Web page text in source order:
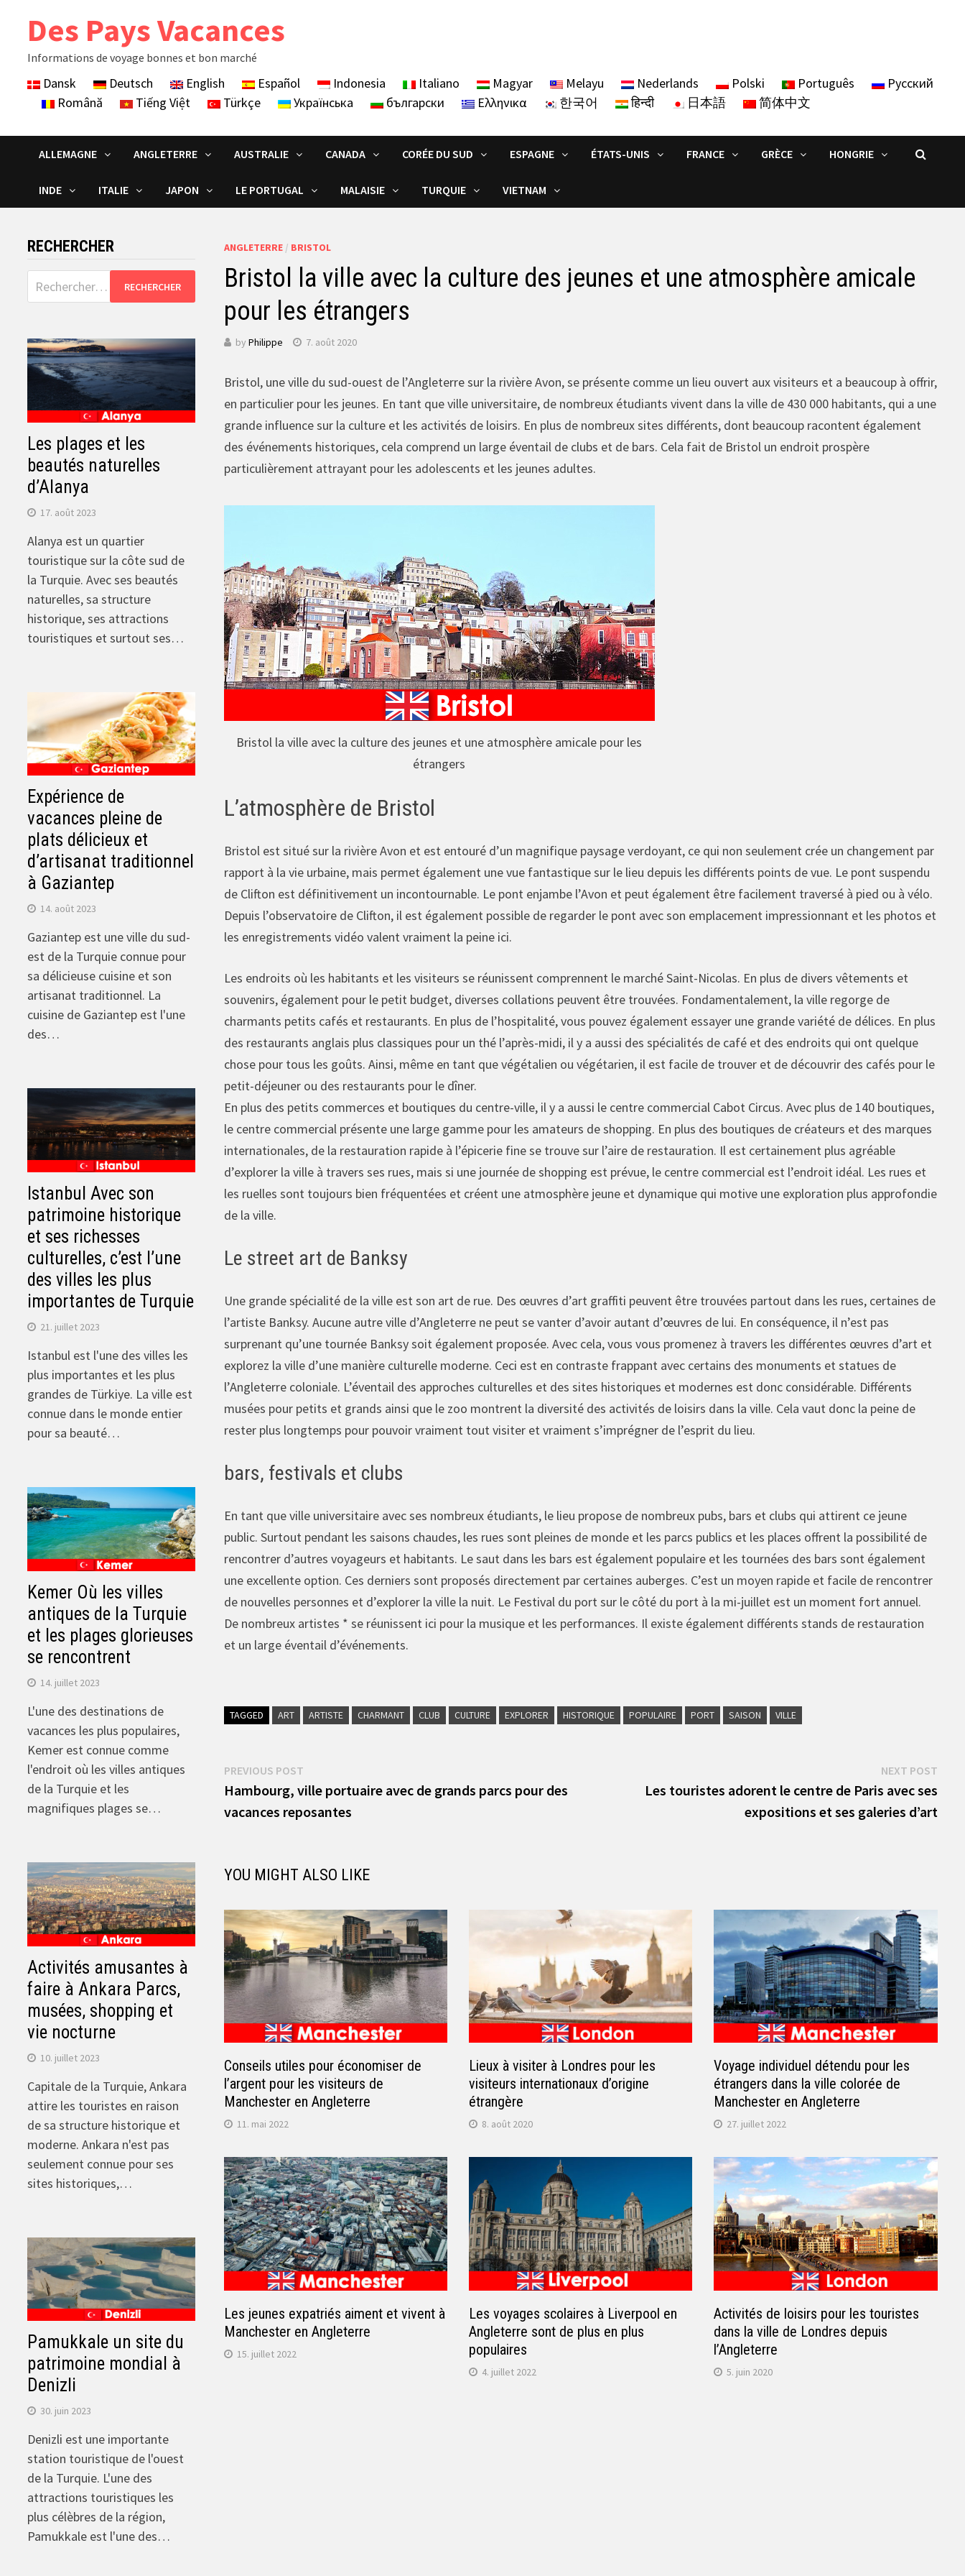
Des Pays Vacances
Informations de voyage bonnes et bon marché
Dansk Deutsch English Español Indonesia Italiano Magyar Melayu Nederlands Polski Português
Русский
Română
Tiếng Việt Türkçe Українська български Ελληνικα 한국어 हिन्दी 日本語 简体中文
ALLEMAGNE ANGLETERRE AUSTRALIE CANADA CORÉE DU SUD ESPAGNE ÉTATS-UNIS FRANCE GRÈCE HONGRIE
INDE ITALIE JAPON LE PORTUGAL MALAISIE TURQUIE VIETNAM
ANGLETERRE/ BRISTOL
Bristol la ville avec la culture des jeunes et une atmosphère amicale
pour les étrangers
by Philippe 7. août 2020
Bristol, une ville du sud-ouest de l’Angleterre sur la rivière Avon, se présente comme un lieu ouvert aux visiteurs et a beaucoup à offrir,
en particulier pour les jeunes. En tant que ville universitaire, de nombreux étudiants vivent dans la ville de 430 000 habitants, qui a une
grande influence sur la culture et les activités de loisirs. En plus de nombreux sites différents, dont beaucoup racontent également
des événements historiques, cela comprend un large éventail de clubs et de bars. Cela fait de Bristol un endroit prospère
particulièrement attrayant pour les adolescents et les jeunes adultes.
Bristol la ville avec la culture des jeunes et une atmosphère amicale pour les
étrangers
L’atmosphère de Bristol
Bristol est situé sur la rivière Avon et est entouré d’un magnifique paysage verdoyant, ce qui non seulement crée un changement par
rapport à la vie urbaine, mais permet également une vue fantastique sur le lieu depuis les différents points de vue. Le pont suspendu
de Clifton est définitivement un incontournable. Le pont enjambe l’Avon et peut également être facilement traversé à pied ou à vélo.
Depuis l’observatoire de Clifton, il est également possible de regarder le pont avec son emplacement impressionnant et les photos et
les enregistrements vidéo valent vraiment la peine ici.
Les endroits où les habitants et les visiteurs se réunissent comprennent le marché Saint-Nicolas. En plus de divers vêtements et
souvenirs, également pour le petit budget, diverses collations peuvent être trouvées. Fondamentalement, la ville regorge de
charmants petits cafés et restaurants. En plus de l’hospitalité, vous pouvez également essayer une grande variété de délices. En plus
des restaurants anglais plus classiques pour un thé l’après-midi, il y a aussi des spécialités de café et des endroits qui ont quelque
chose pour tous les goûts. Ainsi, même en tant que végétalien ou végétarien, il est facile de trouver et de découvrir des cafés pour le
petit-déjeuner ou des restaurants pour le dîner.
En plus des petits commerces et boutiques du centre-ville, il y a aussi le centre commercial Cabot Circus. Avec plus de 140 boutiques,
le centre commercial présente une large gamme pour les amateurs de shopping. En plus des boutiques de créateurs et des marques
internationales, de la restauration rapide à l’épicerie fine se trouve sur l’aire de restauration. Il est certainement plus agréable
d’explorer la ville à travers ses rues, mais si une journée de shopping est prévue, le centre commercial est l’endroit idéal. Les rues et
les ruelles sont toujours bien fréquentées et créent une atmosphère jeune et dynamique qui motive une exploration plus approfondie
de la ville.
Le street art de Banksy
Une grande spécialité de la ville est son art de rue. Des œuvres d’art graffiti peuvent être trouvées partout dans les rues, certaines de
l’artiste Banksy. Aucune autre ville d’Angleterre ne peut se vanter d’avoir autant d’œuvres de lui. En conséquence, il n’est pas
surprenant qu’une tournée Banksy soit également proposée. Avec cela, vous vous promenez à travers les différentes œuvres d’art et
explorez la ville d’une manière culturelle moderne. Ceci est en contraste frappant avec certains des monuments et statues de
l’Angleterre coloniale. L’éventail des approches culturelles et des sites historiques et modernes est donc considérable. Différents
musées pour petits et grands ainsi que le zoo montrent la diversité des activités de loisirs dans la ville. Cela vaut donc la peine de
rester plus longtemps pour pouvoir vraiment tout visiter et vraiment s’imprégner de l’esprit du lieu.
bars, festivals et clubs
En tant que ville universitaire avec ses nombreux étudiants, le lieu propose de nombreux pubs, bars et clubs qui attirent ce jeune
public. Surtout pendant les saisons chaudes, les rues sont pleines de monde et les parcs publics et les places offrent la possibilité de
rencontrer d’autres voyageurs et habitants. Le saut dans les bars est également populaire et les tournées des bars sont également
une excellente option. Ces derniers sont proposés directement par certaines auberges. C’est un moyen rapide et facile de rencontrer
de nouvelles personnes et d’explorer la ville la nuit. Le Festival du port sur le côté du port à la mi-juillet est un moment fort annuel.
De nombreux artistes * se réunissent ici pour la musique et les performances. Il existe également différents stands de restauration
et un large éventail d’événements.
TAGGED ART ARTISTE CHARMANT CLUB CULTURE EXPLORER HISTORIQUE POPULAIRE PORT SAISON VILLE
Navigation
de
PREVIOUS POSTPrevious
post:
Hambourg, ville portuaire avec de grands parcs pour des
vacances reposantes
NEXT POSTNext
post:
Les touristes adorent le centre de Paris avec ses
expositions et ses galeries d’art
YOU MIGHT ALSO LIKE
Conseils utiles pour économiser de
l’argent pour les visiteurs de
Manchester en Angleterre
11. mai 2022
Lieux à visiter à Londres pour les
visiteurs internationaux d’origine
étrangère
8. août 2020
Voyage individuel détendu pour les
étrangers dans la ville colorée de
Manchester en Angleterre
27. juillet 2022
Les jeunes expatriés aiment et vivent à
Manchester en Angleterre
15. juillet 2022
Les voyages scolaires à Liverpool en
Angleterre sont de plus en plus
populaires
4. juillet 2022
Activités de loisirs pour les touristes
dans la ville de Londres depuis
l’Angleterre
5. juin 2020
RECHERCHER
Rechercher :
Les plages et les
beautés naturelles
d’Alanya
17. août 2023
Alanya est un quartier
touristique sur la côte sud de
la Turquie. Avec ses beautés
naturelles, sa structure
historique, ses attractions
touristiques et surtout ses…
Expérience de
vacances pleine de
plats délicieux et
d’artisanat traditionnel
à Gaziantep
14. août 2023
Gaziantep est une ville du sud-
est de la Turquie connue pour
sa délicieuse cuisine et son
artisanat traditionnel. La
cuisine de Gaziantep est l'une
des…
Istanbul Avec son
patrimoine historique
et ses richesses
culturelles, c’est l’une
des villes les plus
importantes de Turquie
21. juillet 2023
Istanbul est l'une des villes les
plus importantes et les plus
grandes de Türkiye. La ville est
connue dans le monde entier
pour sa beauté…
Kemer Où les villes
antiques de la Turquie
et les plages glorieuses
se rencontrent
14. juillet 2023
L'une des destinations de
vacances les plus populaires,
Kemer est connue comme
l'endroit où les villes antiques
de la Turquie et les
magnifiques plages se…
Activités amusantes à
faire à Ankara Parcs,
musées, shopping et
vie nocturne
10. juillet 2023
Capitale de la Turquie, Ankara
attire les touristes en raison
de sa structure historique et
moderne. Ankara n'est pas
seulement connue pour ses
sites historiques,…
Pamukkale un site du
patrimoine mondial à
Denizli
30. juin 2023
Denizli est une importante
station touristique de l'ouest
de la Turquie. L'une des
attractions touristiques les
plus célèbres de la région,
Pamukkale est l'une des…